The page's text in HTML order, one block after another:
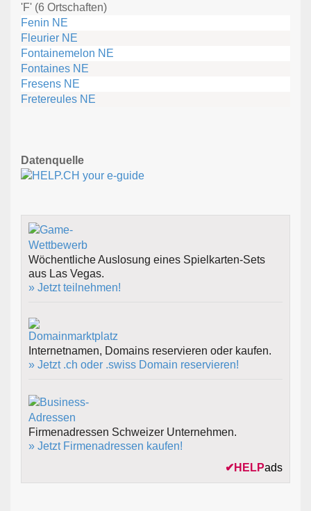
'F' (6 Ortschaften)
Fenin NE
Fleurier NE
Fontainemelon NE
Fontaines NE
Fresens NE
Fretereules NE
Datenquelle
Wöchentliche Auslosung eines Spielkarten-Sets
aus Las Vegas.
» Jetzt teilnehmen!
Internetnamen, Domains reservieren oder kaufen.
» Jetzt .ch oder .swiss Domain reservieren!
Firmenadressen Schweizer Unternehmen.
» Jetzt Firmenadressen kaufen!
✔ HELPads